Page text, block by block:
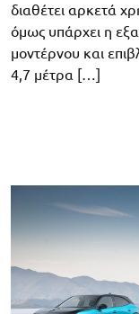
διαθέτει αρκετά
όμως υπάρχει η
μοντέρνου και
4,7 μέτρα […]